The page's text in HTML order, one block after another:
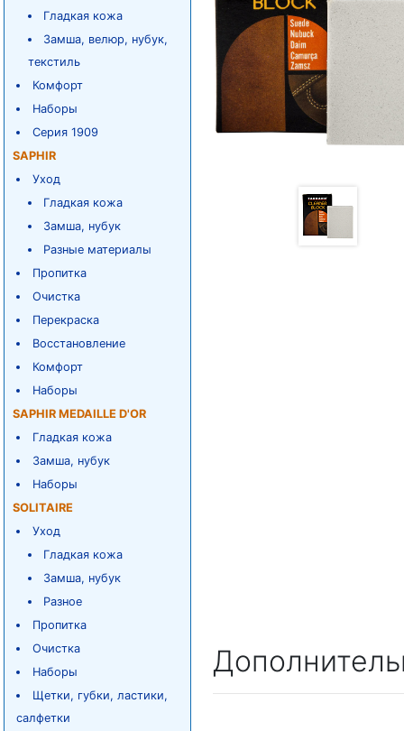
Гладкая кожа
Замша, велюр, нубук,
текстиль
Комфорт
Наборы
Серия 1909
SAPHIR
Уход
Гладкая кожа
Замша, нубук
Разные материалы
Пропитка
Очистка
Перекраска
Восстановление
Комфорт
Наборы
SAPHIR MEDAILLE D'OR
Гладкая кожа
Замша, нубук
Наборы
SOLITAIRE
Уход
Гладкая кожа
Замша, нубук
Разное
Пропитка
Очистка
Наборы
Щетки, губки, ластики,
салфетки